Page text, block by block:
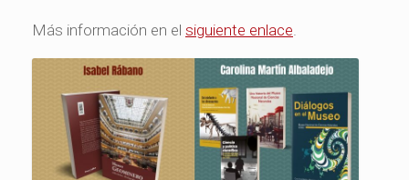
Más información en el siguiente enlace